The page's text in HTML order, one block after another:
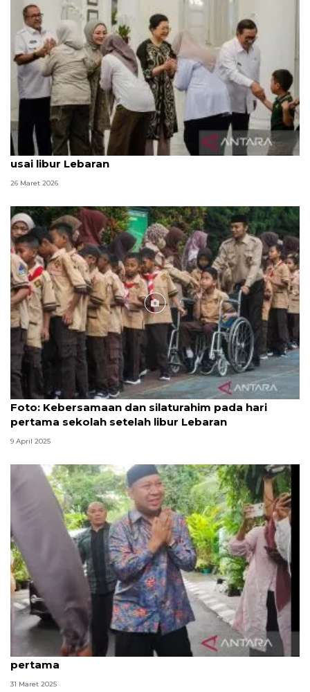
95 persen ASN DKI masuk kerja di hari pertama
usai libur Lebaran
26 Maret 2026
Foto
Foto: Kebersamaan dan silaturahim pada hari
pertama sekolah setelah libur Lebaran
9 April 2025
Sejumlah tokoh kunjungi Jokowi pada Lebaran hari
pertama
31 Maret 2025